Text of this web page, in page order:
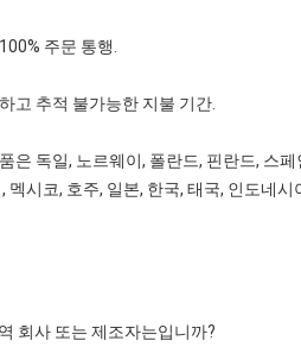
주문 통행.
고 추적 불가능한 지불 기간.
은 독일, 노르웨이, 폴란드, 핀란드, 스
멕시코, 호주, 일본, 한국, 태국, 인도네
회사 또는 제조자는입니까?